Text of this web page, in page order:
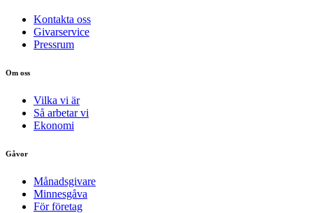
Kontakta oss
Givarservice
Pressrum
Om oss
Vilka vi är
Så arbetar vi
Ekonomi
Gåvor
Månadsgivare
Minnesgåva
För företag